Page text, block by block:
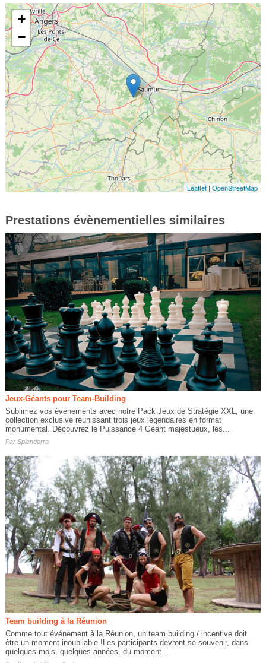
+
−
Leaflet |OpenStreetMap
Prestations évènementielles similaires
Jeux-Géants pour Team-Building
Sublimez vos événements avec notre Pack Jeux de Stratégie XXL, une
collection exclusive réunissant trois jeux légendaires en format
monumental. Découvrez le Puissance 4 Géant majestueux, les...
Par Splenderra
Team building à la Réunion
Comme tout événement à la Réunion, un team building / incentive doit
être un moment inoubliable !Les participants devront se souvenir, dans
quelques mois, quelques années, du moment...